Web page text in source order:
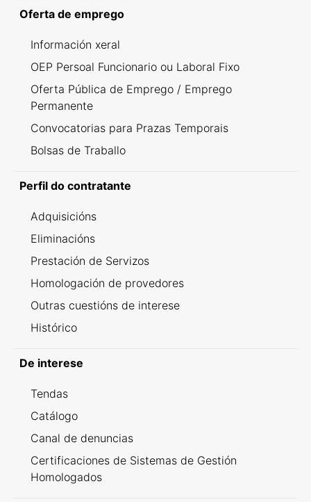
Oferta de emprego
Información xeral
OEP Persoal Funcionario ou Laboral Fixo
Oferta Pública de Emprego / Emprego
Permanente
Convocatorias para Prazas Temporais
Bolsas de Traballo
Perfil do contratante
Adquisicións
Eliminacións
Prestación de Servizos
Homologación de provedores
Outras cuestións de interese
Histórico
De interese
Tendas
Catálogo
Canal de denuncias
Certificaciones de Sistemas de Gestión
Homologados